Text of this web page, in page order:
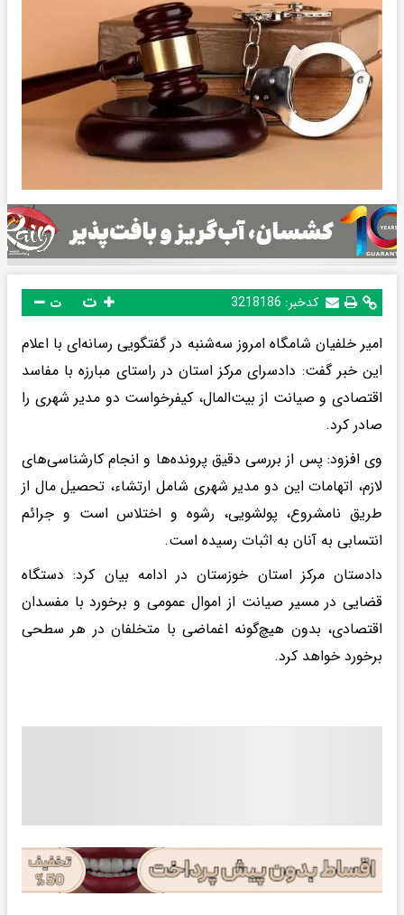
کدخبر: 3218186 ت
امیر خلفیان شامگاه امروز سه‌شنبه در گفتگویی رسانه‌ای با اعلام
این خبر گفت: دادسرای مرکز استان در راستای مبارزه با مفاسد
اقتصادی و صیانت از بیت‌المال، کیفرخواست دو مدیر شهری را
صادر کرد.
وی افزود: پس از بررسی دقیق پرونده‌ها و انجام کارشناسی‌های
لازم، اتهامات این دو مدیر شهری شامل ارتشاء، تحصیل مال از
طریق نامشروع، پولشویی، رشوه و اختلاس است و جرائم
انتسابی به آنان به اثبات رسیده است.
دادستان مرکز استان خوزستان در ادامه بیان کرد: دستگاه
قضایی در مسیر صیانت از اموال عمومی و برخورد با مفسدان
اقتصادی، بدون هیچ‌گونه اغماضی با متخلفان در هر سطحی
برخورد خواهد کرد.